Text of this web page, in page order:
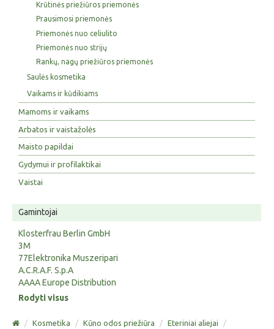
Krūtinės priežiūros priemonės
Prausimosi priemonės
Priemonės nuo celiulito
Priemonės nuo strijų
Rankų, nagų priežiūros priemonės
Saulės kosmetika
Vaikams ir kūdikiams
Mamoms ir vaikams
Arbatos ir vaistažolės
Maisto papildai
Gydymui ir profilaktikai
Vaistai
Gamintojai
Klosterfrau Berlin GmbH
3M
77Elektronika Muszeripari
A.C.R.A.F. S.p.A
AAAA Europe Distribution
Rodyti visus
/ Kosmetika / Kūno odos priežiūra / Eteriniai aliejai
/